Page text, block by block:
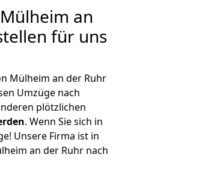
an
für uns
Mülheim an der Ruhr
Umzüge nach
plötzlichen
. Wenn Sie sich in
Unsere Firma ist in
an der Ruhr nach